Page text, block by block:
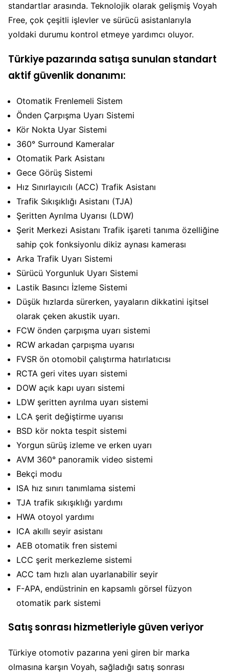
standartlar arasında. Teknolojik olarak gelişmiş Voyah
Free, çok çeşitli işlevler ve sürücü asistanlarıyla
yoldaki durumu kontrol etmeye yardımcı oluyor.
Türkiye pazarında satışa sunulan standart
aktif güvenlik donanımı:
Otomatik Frenlemeli Sistem
Önden Çarpışma Uyarı Sistemi
Kör Nokta Uyar Sistemi
360° Surround Kameralar
Otomatik Park Asistanı
Gece Görüş Sistemi
Hız Sınırlayıcılı (ACC) Trafik Asistanı
Trafik Sıkışıklığı Asistanı (TJA)
Şeritten Ayrılma Uyarısı (LDW)
Şerit Merkezi Asistanı Trafik işareti tanıma özelliğine
sahip çok fonksiyonlu dikiz aynası kamerası
Arka Trafik Uyarı Sistemi
Sürücü Yorgunluk Uyarı Sistemi
Lastik Basıncı İzleme Sistemi
Düşük hızlarda sürerken, yayaların dikkatini işitsel
olarak çeken akustik uyarı.
FCW önden çarpışma uyarı sistemi
RCW arkadan çarpışma uyarısı
FVSR ön otomobil çalıştırma hatırlatıcısı
RCTA geri vites uyarı sistemi
DOW açık kapı uyarı sistemi
LDW şeritten ayrılma uyarı sistemi
LCA şerit değiştirme uyarısı
BSD kör nokta tespit sistemi
Yorgun sürüş izleme ve erken uyarı
AVM 360° panoramik video sistemi
Bekçi modu
ISA hız sınırı tanımlama sistemi
TJA trafik sıkışıklığı yardımı
HWA otoyol yardımı
ICA akıllı seyir asistanı
AEB otomatik fren sistemi
LCC şerit merkezleme sistemi
ACC tam hızlı alan uyarlanabilir seyir
F-APA, endüstrinin en kapsamlı görsel füzyon
otomatik park sistemi
Satış sonrası hizmetleriyle güven veriyor
Türkiye otomotiv pazarına yeni giren bir marka
olmasına karşın Voyah, sağladığı satış sonrası